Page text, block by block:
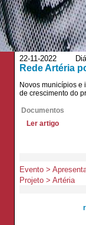
22-11-2022
Rede Artéria
Novos municípios
de crescimento do
Documentos
Ler artigo
Evento >
Projeto > Artéria